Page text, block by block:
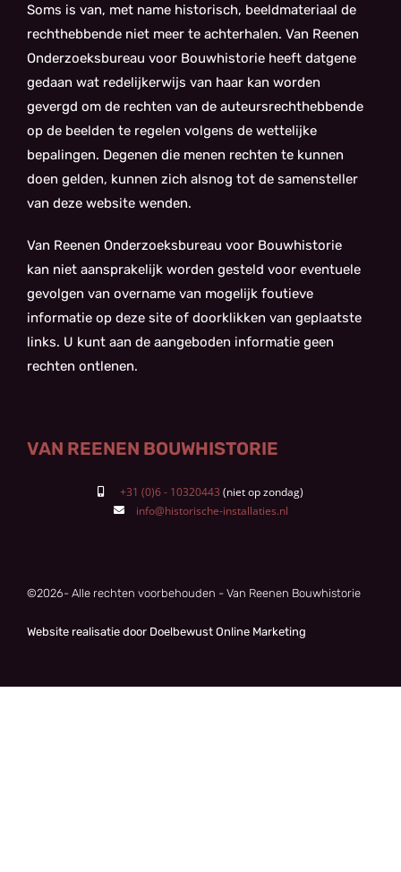
Soms is van, met name historisch, beeldmateriaal de
rechthebbende niet meer te achterhalen. Van Reenen
Onderzoeksbureau voor Bouwhistorie heeft datgene
gedaan wat redelijkerwijs van haar kan worden
gevergd om de rechten van de auteursrechthebbende
op de beelden te regelen volgens de wettelijke
bepalingen. Degenen die menen rechten te kunnen
doen gelden, kunnen zich alsnog tot de samensteller
van deze website wenden.
Van Reenen Onderzoeksbureau voor Bouwhistorie
kan niet aansprakelijk worden gesteld voor eventuele
gevolgen van overname van mogelijk foutieve
informatie op deze site of doorklikken van geplaatste
links. U kunt aan de aangeboden informatie geen
rechten ontlenen.
VAN REENEN BOUWHISTORIE
+31 (0)6 - 10320443
info@historische-installaties.nl
©2026- Alle rechten voorbehouden - Van Reenen Bouwhistorie
Website realisatie door Doelbewust Online Marketing